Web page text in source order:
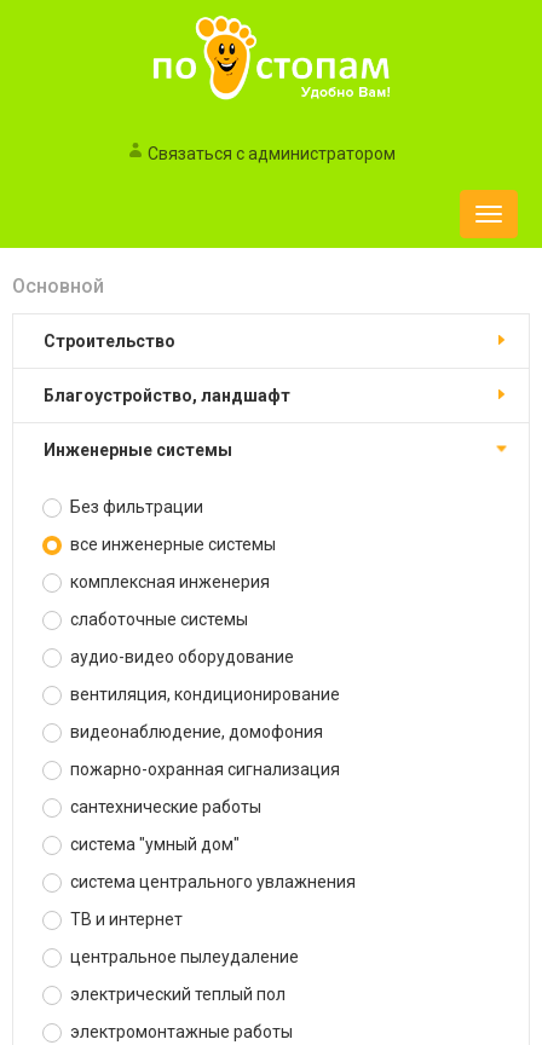
Связаться с администратором
Toggle
Основной
строительство
благоустройство, ландшафт
инженерные системы
Без фильтрации
все инженерные системы
комплексная инженерия
слаботочные системы
аудио-видео оборудование
вентиляция, кондиционирование
видеонаблюдение, домофония
пожарно-охранная сигнализация
сантехнические работы
система "умный дом"
система центрального увлажнения
ТВ и интернет
центральное пылеудаление
электрический теплый пол
электромонтажные работы